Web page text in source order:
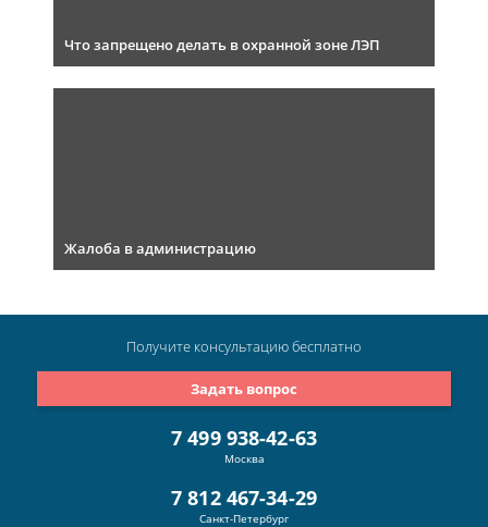
Что запрещено делать в охранной зоне ЛЭП
Жалоба в администрацию
7 499 938-42-63
Москва
7 812 467-34-29
Санкт-Петербург
Задать вопрос
Получите консультациюбесплатно